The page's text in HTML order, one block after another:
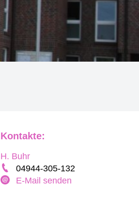
Kontakte:
H. Buhr
04944-305-132
E-Mail senden